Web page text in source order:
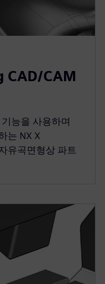
CAM
능을 사용하며
는 NX X
유곡면형상 파트